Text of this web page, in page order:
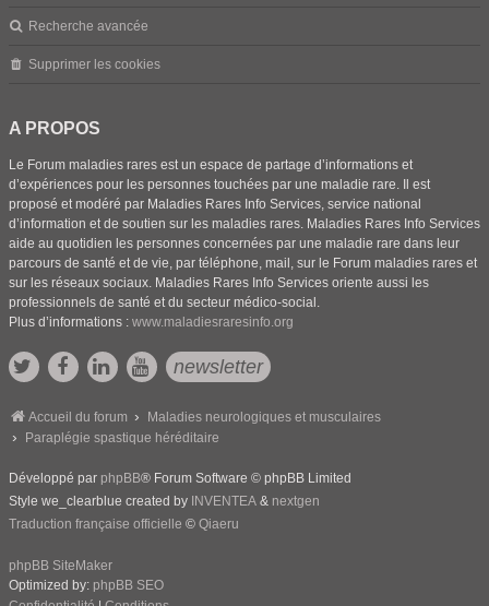
Recherche avancée
Supprimer les cookies
A PROPOS
Le Forum maladies rares est un espace de partage d’informations et
d’expériences pour les personnes touchées par une maladie rare. Il est
proposé et modéré par Maladies Rares Info Services, service national
d’information et de soutien sur les maladies rares. Maladies Rares Info Services
aide au quotidien les personnes concernées par une maladie rare dans leur
parcours de santé et de vie, par téléphone, mail, sur le Forum maladies rares et
sur les réseaux sociaux. Maladies Rares Info Services oriente aussi les
professionnels de santé et du secteur médico-social.
Plus d’informations : www.maladiesraresinfo.org
newsletter
Accueil du forum
Maladies neurologiques et musculaires
Paraplégie spastique héréditaire
Développé par phpBB® Forum Software © phpBB Limited
Style we_clearblue created by INVENTEA & nextgen
Traduction française officielle © Qiaeru
phpBB SiteMaker
Optimized by: phpBB SEO